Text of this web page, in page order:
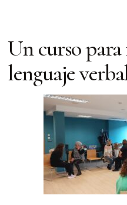
Un curso
lenguaje